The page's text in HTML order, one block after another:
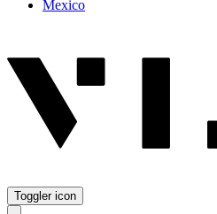
Mexico
Toggler icon